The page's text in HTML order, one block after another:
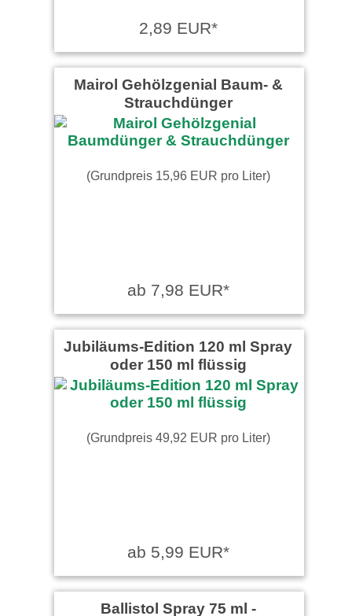
2,89 EUR*
Mairol Gehölzgenial Baum- &
Strauchdünger
(Grundpreis 15,96 EUR pro Liter)
ab 7,98 EUR*
Jubiläums-Edition 120 ml Spray
oder 150 ml flüssig
(Grundpreis 49,92 EUR pro Liter)
ab 5,99 EUR*
Ballistol Spray 75 ml -